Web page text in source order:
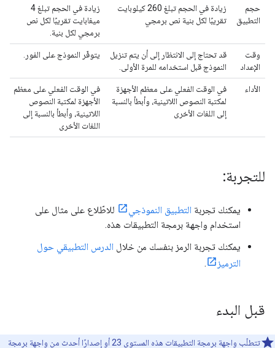
حجم
التطبيق
زيادة في الحجم تبلغ 260 كيلوبايت
تقريبًا لكل بنية نص برمجي
زيادة في الحجم تبلغ 4
ميغابايت تقريبًا لكل نص
برمجي لكل بنية.
وقت
الإعداد
قد تحتاج إلى الانتظار إلى أن يتم تنزيل
النموذج قبل استخدامه للمرة الأولى.
يتوفّر النموذج على الفور.
الأداء
في الوقت الفعلي على معظم الأجهزة
لمكتبة النصوص اللاتينية، وأبطأ بالنسبة
إلى اللغات الأخرى
في الوقت الفعلي على معظم
الأجهزة لمكتبة النصوص
اللاتينية، وأبطأ بالنسبة إلى
اللغات الأخرى
للتجربة:
يمكنك تجربة التطبيق النموذجي
للاطّلاع على مثال على
استخدام واجهة برمجة التطبيقات هذه.
يمكنك تجربة الرمز بنفسك من خلال الدرس التطبيقي حول
الترميز
.
قبل البدء
تتطلّب واجهة برمجة التطبيقات هذه المستوى 23 أو إصدارًا أحدث من واجهة برمجة